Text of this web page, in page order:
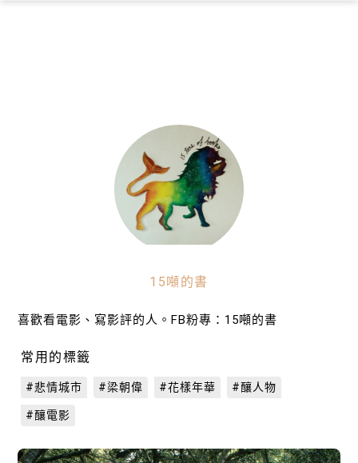
15噸的書
喜歡看電影、寫影評的人。FB粉專：15噸的書
常用的標籤
#悲情城市 #梁朝偉 #花樣年華 #釀人物
#釀電影